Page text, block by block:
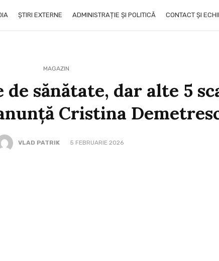
ȘTIRI EXTERNE ADMINISTRAȚIE ȘI POLITICĂ CONTACT ȘI
MAGAZIN
de sănătate, dar alte 5
Cristina
VLAD PATRIK 5 FEBRUARIE 2026